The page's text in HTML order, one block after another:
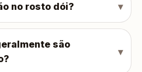
no rosto dói?
são